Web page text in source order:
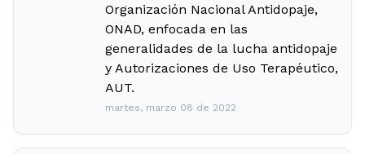
Organización Nacional Antidopaje,
ONAD, enfocada en las
generalidades de la lucha antidopaje
y Autorizaciones de Uso Terapéutico,
AUT.
martes, marzo 08 de 2022